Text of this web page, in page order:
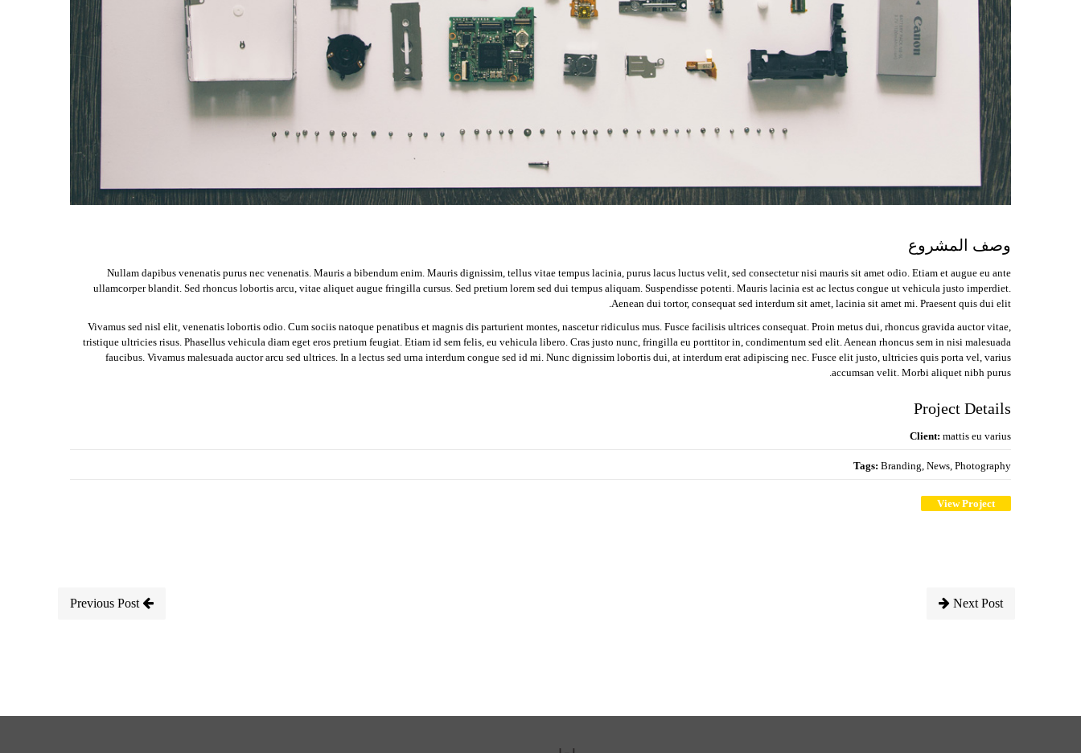
وصف المشروع
Nullam dapibus venenatis purus nec venenatis. Mauris a bibendum enim. Mauris dignissim, tellus vitae tempus lacinia, purus lacus luctus velit, sed consectetur nisi mauris sit amet odio. Etiam et augue eu ante
ullamcorper blandit. Sed rhoncus lobortis arcu, vitae aliquet augue fringilla cursus. Sed pretium lorem sed dui tempus aliquam. Suspendisse potenti. Mauris lacinia est ac lectus congue ut vehicula justo imperdiet.
Aenean dui tortor, consequat sed interdum sit amet, lacinia sit amet mi. Praesent quis dui elit.
Vivamus sed nisl elit, venenatis lobortis odio. Cum sociis natoque penatibus et magnis dis parturient montes, nascetur ridiculus mus. Fusce facilisis ultrices consequat. Proin metus dui, rhoncus gravida auctor vitae,
tristique ultricies risus. Phasellus vehicula diam eget eros pretium feugiat. Etiam id sem felis, eu vehicula libero. Cras justo nunc, fringilla eu porttitor in, condimentum sed elit. Aenean rhoncus sem in nisi malesuada
faucibus. Vivamus malesuada auctor arcu sed ultrices. In a lectus sed urna interdum congue sed id mi. Nunc dignissim lobortis dui, at interdum erat adipiscing nec. Fusce elit justo, ultricies quis porta vel, varius
accumsan velit. Morbi aliquet nibh purus.
Project Details
Client: mattis eu varius
Tags: Branding, News, Photography
View Project
Next Post